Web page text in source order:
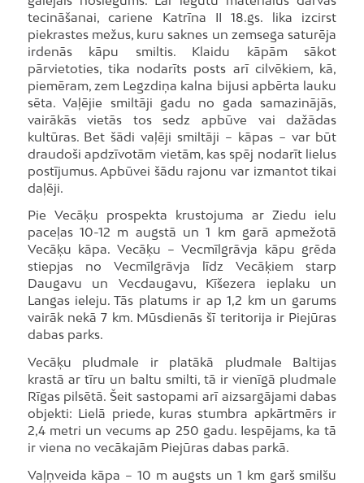
tecināšanai, cariene Katrīna II 18.gs. lika izcirst
piekrastes mežus, kuru saknes un zemsega saturēja
irdenās kāpu smiltis. Klaidu kāpām sākot
pārvietoties, tika nodarīts posts arī cilvēkiem, kā,
piemēram, zem Legzdiņa kalna bijusi apbērta lauku
sēta. Vaļējie smiltāji gadu no gada samazinājās,
vairākās vietās tos sedz apbūve vai dažādas
kultūras. Bet šādi vaļēji smiltāji – kāpas − var būt
draudoši apdzīvotām vietām, kas spēj nodarīt lielus
postījumus. Apbūvei šādu rajonu var izmantot tikai
daļēji.
Pie Vecāķu prospekta krustojuma ar Ziedu ielu
paceļas 10-12 m augstā un 1 km garā apmežotā
Vecāķu kāpa. Vecāķu – Vecmīlgrāvja kāpu grēda
stiepjas no Vecmīlgrāvja līdz Vecāķiem starp
Daugavu un Vecdaugavu, Kīšezera ieplaku un
Langas ieleju. Tās platums ir ap 1,2 km un garums
vairāk nekā 7 km. Mūsdienās šī teritorija ir Piejūras
dabas parks.
Vecāķu pludmale ir platākā pludmale Baltijas
krastā ar tīru un baltu smilti, tā ir vienīgā pludmale
Rīgas pilsētā. Šeit sastopami arī aizsargājami dabas
objekti: Lielā priede, kuras stumbra apkārtmērs ir
2,4 metri un vecums ap 250 gadu. Iespējams, ka tā
ir viena no vecākajām Piejūras dabas parkā.
Vaļņveida kāpa – 10 m augsts un 1 km garš smilšu